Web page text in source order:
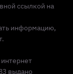
ссылкой на
информацию,
выдано